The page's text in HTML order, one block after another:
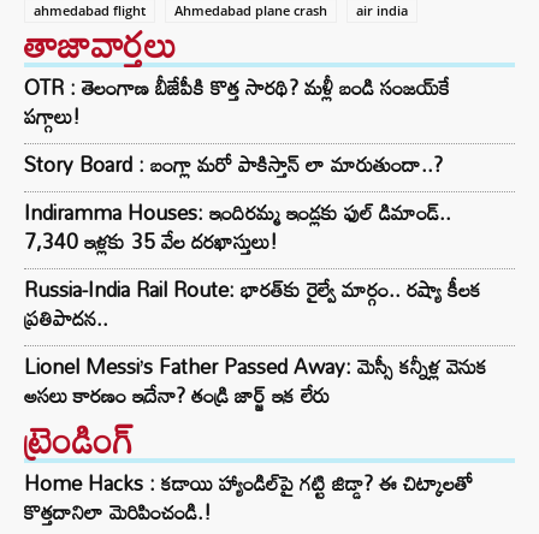
ahmedabad flight
Ahmedabad plane crash air india
తాజావార్తలు
OTR : తెలంగాణ బీజేపీకి కొత్త సారథి? మళ్లీ బండి సంజయ్‌కే
పగ్గాలు!
Story Board : బంగ్లా మరో పాకిస్తాన్ లా మారుతుందా..?
Indiramma Houses: ఇందిరమ్మ ఇండ్లకు ఫుల్ డిమాండ్..
7,340 ఇళ్లకు 35 వేల దరఖాస్తులు!
Russia-India Rail Route: భారత్‌కు రైల్వే మార్గం.. రష్యా కీలక
ప్రతిపాదన..
Lionel Messi’s Father Passed Away: మెస్సీ కన్నీళ్ల వెనుక
అసలు కారణం ఇదేనా? తండ్రి జార్జ్ ఇక లేరు
ట్రెండింగ్‌
Home Hacks : కడాయి హ్యాండిల్‌పై గట్టి జిడ్డా? ఈ చిట్కాలతో
కొత్తదానిలా మెరిపించండి.!